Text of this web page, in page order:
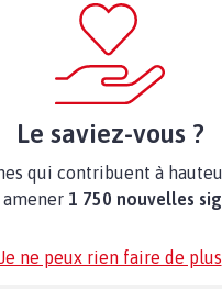
Le saviez-vous ?
qui contribuent à
1 750 nouvelles
Je ne peux rien faire de plus